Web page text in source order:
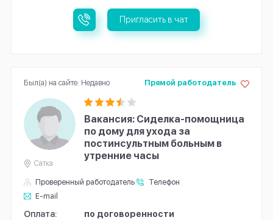
Пригласить в чат
Вакансия: Сиделка-помощница
по дому для ухода за
постинсультным больным в
утренние часы
Проверенный работодатель
Телефон
E-mail
Прямой работодатель
Сатка
Оплата: по договоренности
Был(а) на сайте: Недавно